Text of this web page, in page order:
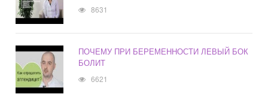
8631
ПОЧЕМУ ПРИ БЕРЕМЕННОСТИ ЛЕВЫЙ БОК
БОЛИТ
6621